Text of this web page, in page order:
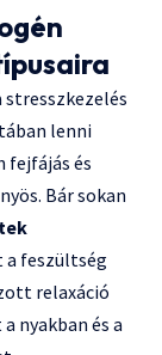
lenni
fejfájás és
Bár sokan
a feszültség
relaxáció
nyakban és a